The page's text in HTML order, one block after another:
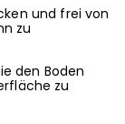
und frei von
zu
den Boden
zu